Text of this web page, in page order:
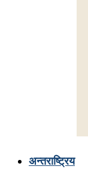
अन्तराष्ट्रिय